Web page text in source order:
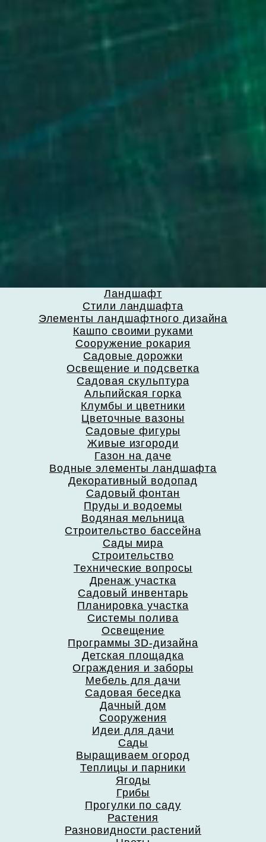
Ландшафт
Стили ландшафта
Элементы ландшафтного дизайна
Кашпо своими руками
Сооружение рокария
Садовые дорожки
Освещение и подсветка
Садовая скульптура
Альпийская горка
Клумбы и цветники
Цветочные вазоны
Садовые фигуры
Живые изгороди
Газон на даче
Водные элементы ландшафта
Декоративный водопад
Садовый фонтан
Пруды и водоемы
Водяная мельница
Строительство бассейна
Сады мира
Строительство
Технические вопросы
Дренаж участка
Садовый инвентарь
Планировка участка
Системы полива
Освещение
Программы 3D-дизайна
Детская площадка
Ограждения и заборы
Мебель для дачи
Садовая беседка
Дачный дом
Сооружения
Идеи для дачи
Сады
Выращиваем огород
Теплицы и парники
Ягоды
Грибы
Прогулки по саду
Растения
Разновидности растений